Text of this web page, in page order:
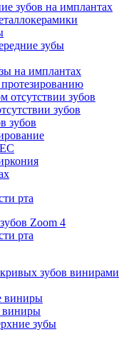
зубов на имплантах
зубы
на имплантах
отсутствии зубов
зубов
зубов
рта
Zoom 4
рта
зубов винирами
виниры
виниры
зубы